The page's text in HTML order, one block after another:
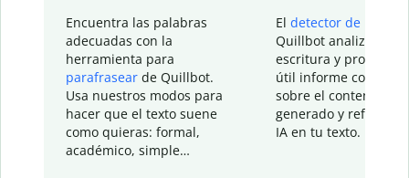
Encuentra las palabras
adecuadas con la
herramienta para
parafrasear de Quillbot.
Usa nuestros modos para
hacer que el texto suene
como quieras: formal,
académico, simple…
El detector de IA
Quillbot analiza tu
escritura y
útil informe con
sobre el contenido
generado y refinado
IA en tu texto.